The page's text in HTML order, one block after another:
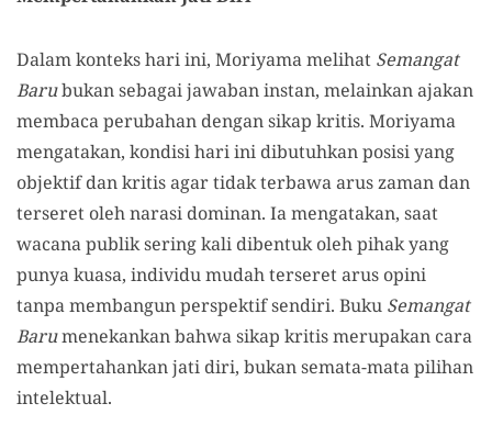
Dalam konteks hari ini, Moriyama melihat Semangat
Barubukan sebagai jawaban instan, melainkan ajakan
membaca perubahan dengan sikap kritis. Moriyama
mengatakan, kondisi hari ini dibutuhkan posisi yang
objektif dan kritis agar tidak terbawa arus zaman dan
terseret oleh narasi dominan. Ia mengatakan, saat
wacana publik sering kali dibentuk oleh pihak yang
punya kuasa, individu mudah terseret arus opini
tanpa membangun perspektif sendiri. Buku Semangat
Barumenekankan bahwa sikap kritis merupakan cara
mempertahankan jati diri, bukan semata-mata pilihan
intelektual.